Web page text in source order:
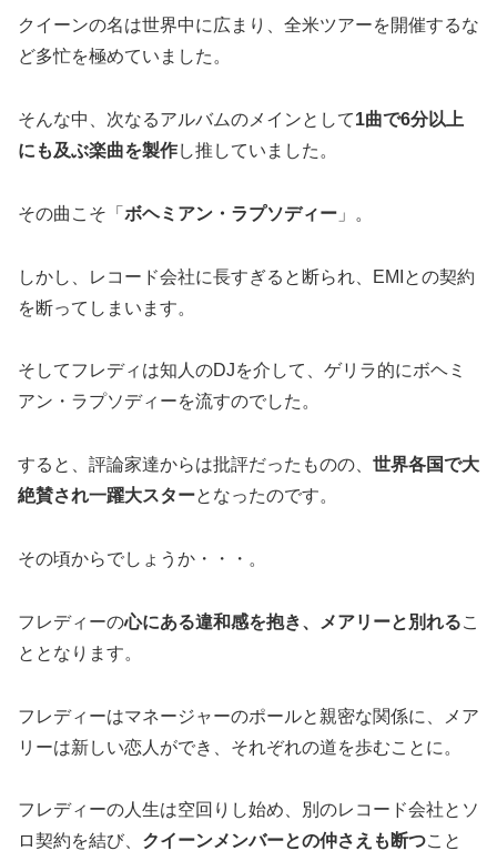
クイーンの名は世界中に広まり、全米ツアーを開催するな
ど多忙を極めていました。
そんな中、次なるアルバムのメインとして1曲で6分以上
にも及ぶ楽曲を製作し推していました。
その曲こそ「 ボヘミアン・ラプソディー 」。
しかし、レコード会社に長すぎると断られ、EMIとの契約
を断ってしまいます。
そしてフレディは知人のDJを介して、ゲリラ的にボヘミ
アン・ラプソディーを流すのでした。
すると、評論家達からは批評だったものの、 世界各国で大
絶賛され一躍大スターとなったのです。
その頃からでしょうか・・・。
フレディーの心にある違和感を抱き、メアリーと別れるこ
ととなります。
フレディーはマネージャーのポールと親密な関係に、メア
リーは新しい恋人ができ、それぞれの道を歩むことに。
フレディーの人生は空回りし始め、別のレコード会社とソ
ロ契約を結び、 クイーンメンバーとの仲さえも断つこと